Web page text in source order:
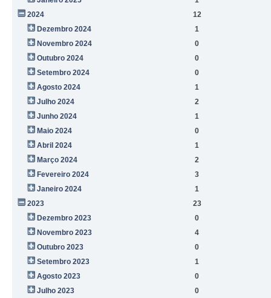
2024
12
Dezembro 2024
1
Novembro 2024
0
Outubro 2024
0
Setembro 2024
0
Agosto 2024
1
Julho 2024
2
Junho 2024
1
Maio 2024
0
Abril 2024
1
Março 2024
2
Fevereiro 2024
3
Janeiro 2024
1
2023
23
Dezembro 2023
0
Novembro 2023
4
Outubro 2023
0
Setembro 2023
1
Agosto 2023
0
Julho 2023
0